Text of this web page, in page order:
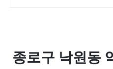
종로구 낙원동